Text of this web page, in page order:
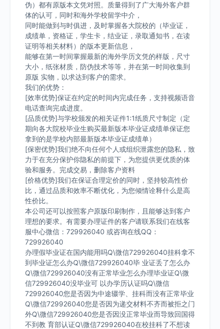
伪）都有原版本文凭对照。质量得到了广大海外客户群
体的认可，同时和海外学校留学中介，
同时能做到与时俱进，及时掌握各大院校的（毕业证，
成绩单，资格证，学生卡，结业证，录取通知书，在读
证明等相关材料）的版本更新信息，
能够在第一时间掌握最新的海外学历文凭的样版，尺寸
大小，纸张材质，防伪技术等等，并在第一时间收集到
原版 实物，以求达到客户的需求。
我们的优势：
[效率优势]保证在约定的时间内完成任务，支持视频语音
电话查询完成进度。
[品质优势]与学校颁发的相关证件1:1纸质尺寸制定（定
期向各大院校毕业生购买最新版本毕业证成绩单保证您
拿到的是学校内部最新版本毕业证成绩单）
[保密优势]我们绝不向任何个人或组织泄露您的隐私，致
力于在充分保护你隐私的前提下，为您提供更优质的体
验和服务。完成交易，删除客户资料
[价格优势]我们在保证合理定价的同时，坚持较高性价
比，通过品质和效率不断优化，为您倾情诠释什么是高
性价比。
本公司还可以按照客户原版印刷制作，且能够达到客户
理想的要求。有需要办理证件的客户请联系我们在线客
服中心微信：729926040 或咨询在线QQ：
729926040
办理假毕业证在国内能用吗Q\微信729926040挂科拿不
到毕业证怎么办Q\微信729926040毕 业证丢了怎么办
Q\微信729926040没有正常毕业怎么办理毕业证Q\微
信729926040没毕业可 以办学历认证吗Q\微信
729926040您是否因为中途辍学、挂科而没有正常毕业
Q\微信729926040您是否因为递交材料不齐而被拒之门
外Q\微信729926040您是否因没正常毕业而导致回国得
不到教 育部认证Q\微信729926040在校挂科了不想读